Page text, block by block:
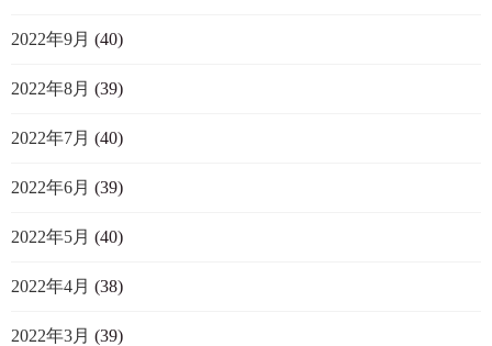
2022年9月 (40)
2022年8月 (39)
2022年7月 (40)
2022年6月 (39)
2022年5月 (40)
2022年4月 (38)
2022年3月 (39)